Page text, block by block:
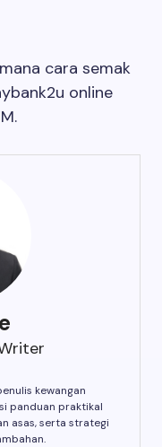
cara semak
online
kewangan
panduan praktikal
asas, serta strategi